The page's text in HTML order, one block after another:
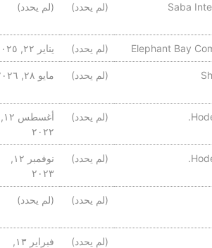
Saba
(لم يحدد) (لم يحدد)
Elephant Bay (لم يحدد) يناير ٢٢, ٢٠٢٥
(لم يحدد) مايو ٢٨, ٢٠٢٦
(لم يحدد)
أغسطس ١٢,
٢٠٢٢
(لم يحدد)
نوفمبر ١٢,
٢٠٢٣
(لم يحدد) (لم يحدد)
(لم يحدد)
فبراير ١٣,